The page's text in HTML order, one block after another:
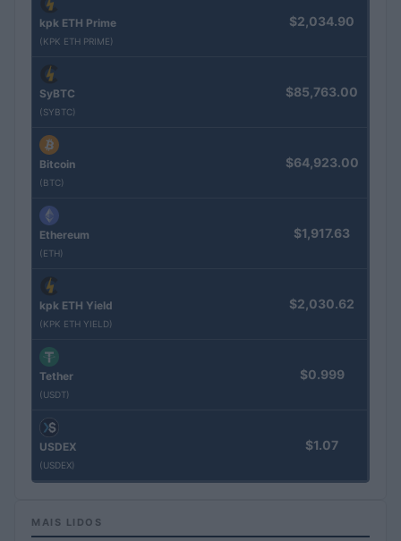
kpk ETH Prime
(KPK ETH PRIME)
$2,034.90
SyBTC
(SYBTC)
$85,763.00
Bitcoin
(BTC)
$64,923.00
Ethereum
(ETH)
$1,917.63
kpk ETH Yield
(KPK ETH YIELD)
$2,030.62
Tether
(USDT)
$0.999
USDEX
(USDEX)
$1.07
MAIS LIDOS